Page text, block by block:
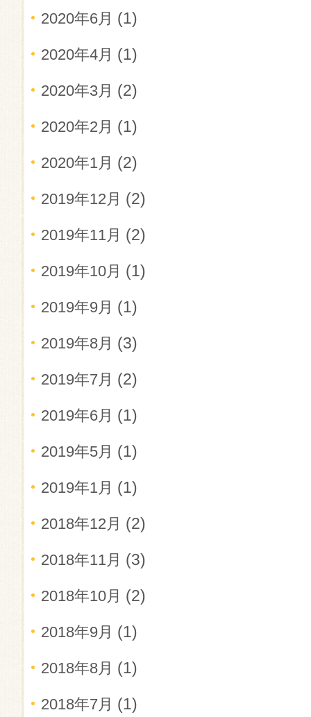
2020年6月 (1)
2020年4月 (1)
2020年3月 (2)
2020年2月 (1)
2020年1月 (2)
2019年12月 (2)
2019年11月 (2)
2019年10月 (1)
2019年9月 (1)
2019年8月 (3)
2019年7月 (2)
2019年6月 (1)
2019年5月 (1)
2019年1月 (1)
2018年12月 (2)
2018年11月 (3)
2018年10月 (2)
2018年9月 (1)
2018年8月 (1)
2018年7月 (1)